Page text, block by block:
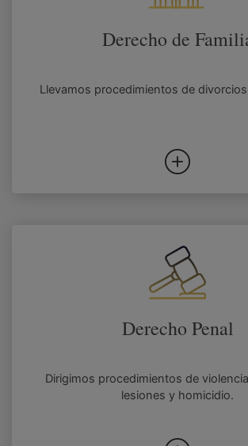
Derecho de
Llevamos procedimientos de
Derecho Penal
Dirigimos procedimientos de
lesiones y homicidio.